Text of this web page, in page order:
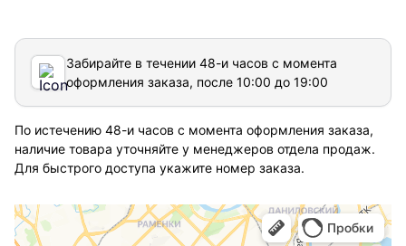
Забирайте в течении 48-и часов с момента
оформления заказа, после 10:00 до 19:00
По истечению 48-и часов с момента оформления заказа,
наличие товара уточняйте у менеджеров отдела продаж.
Для быстрого доступа укажите номер заказа.